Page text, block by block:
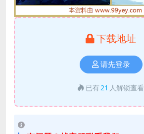
下载地址
请先登录
已有21 人解锁查看